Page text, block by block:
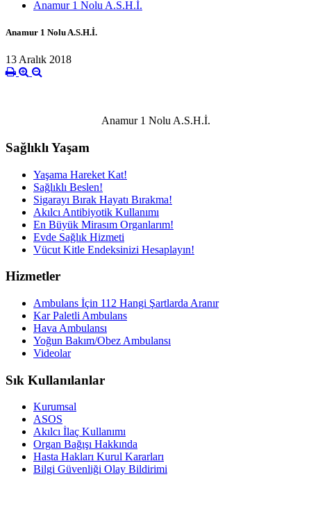
Anamur 1 Nolu A.S.H.İ.
Anamur 1 Nolu A.S.H.İ.
13 Aralık 2018
Anamur 1 Nolu A.S.H.İ.
Sağlıklı Yaşam
Yaşama Hareket Kat!
Sağlıklı Beslen!
Sigarayı Bırak Hayatı Bırakma!
Akılcı Antibiyotik Kullanımı
En Büyük Mirasım Organlarım!
Evde Sağlık Hizmeti
Vücut Kitle Endeksinizi Hesaplayın!
Hizmetler
Ambulans İçin 112 Hangi Şartlarda Aranır
Kar Paletli Ambulans
Hava Ambulansı
Yoğun Bakım/Obez Ambulansı
Videolar
Sık Kullanılanlar
Kurumsal
ASOS
Akılcı İlaç Kullanımı
Organ Bağışı Hakkında
Hasta Hakları Kurul Kararları
Bilgi Güvenliği Olay Bildirimi